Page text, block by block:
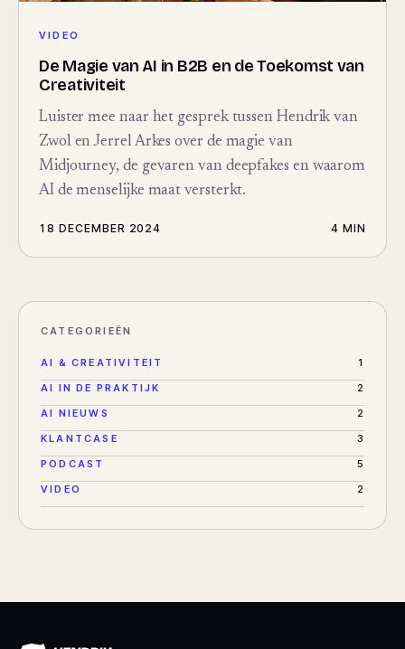
VIDEO
De Magie van AI in B2B en de Toekomst van
Creativiteit
Luister mee naar het gesprek tussen Hendrik van
Zwol en Jerrel Arkes over de magie van
Midjourney, de gevaren van deepfakes en waarom
AI de menselijke maat versterkt.
18 DECEMBER 2024 4 MIN
CATEGORIEËN
AI & CREATIVITEIT
1
AI IN DE PRAKTIJK
2
AI NIEUWS
2
KLANTCASE
3
PODCAST
5
VIDEO
2